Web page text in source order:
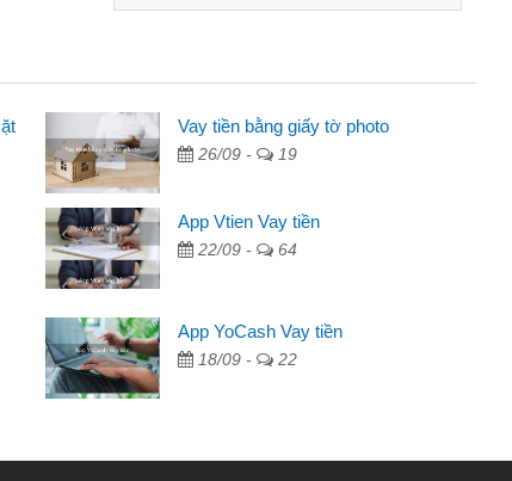
thông qua quảng cáo trên facebook. Tôi là
đóng tiền nhà, sinh nhật bạn bè, mà đọc
gọn nên tôi quyết định vay
ngân hàng không ai cho vay. Trong khi
giải quyết việc riêng, trong 1-2 ngày tôi trả
ơn đã giúp tôi kịp thời và nhanh chóng
Vay tiền bằng giấy tờ photo
26/09 - 19
App Vtien Vay tiền
22/09 - 64
App YoCash Vay tiền
18/09 - 22